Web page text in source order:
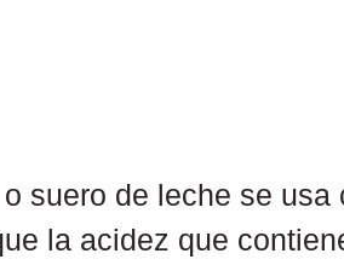
suero de leche se usa
la acidez que